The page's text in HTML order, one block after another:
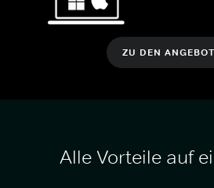
ZU DEN
Alle Vorteile auf